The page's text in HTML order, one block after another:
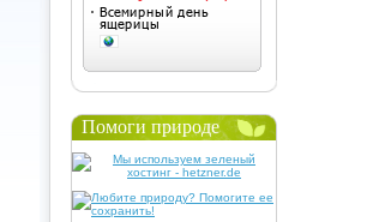
Помоги природе